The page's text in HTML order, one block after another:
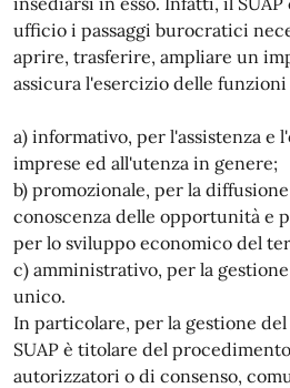
ufficio i passaggi burocratici
aprire, trasferire, ampliare un
assicura l'esercizio delle
a) informativo, per l'assistenza e
imprese ed all'utenza in genere;
b) promozionale, per la
conoscenza delle opportunità e
per lo sviluppo economico del
c) amministrativo, per la
unico.
In particolare, per la gestione
SUAP è titolare del
autorizzatori o di consenso,